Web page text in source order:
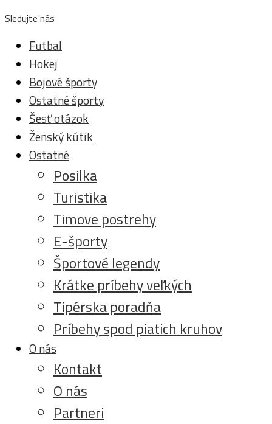
Sledujte nás
Futbal
Hokej
Bojové športy
Ostatné športy
Šesť otázok
Ženský kútik
Ostatné
Posilka
Turistika
Timove postrehy
E-športy
Športové legendy
Krátke príbehy veľkých
Tipérska poradňa
Príbehy spod piatich kruhov
O nás
Kontakt
O nás
Partneri